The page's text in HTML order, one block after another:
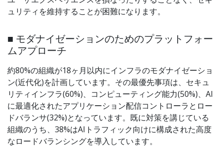
ュリティを維持することが困難になります。
■ モダナイゼーションのためのプラットフォー
ムアプローチ
約80%の組織が18ヶ月以内にインフラのモダナイゼーショ
ン(近代化)を計画しています。その最優先事項は、セキュ
リティインフラ(60%)、コンピューティング能力(50%)、AI
に最適化されたアプリケーション配信コントローラとロー
ドバランサ(32%)となっています。既に対策を講じている
組織のうち、38%はAIトラフィック向けに構成された高度
なロードバランシングを導入しています。